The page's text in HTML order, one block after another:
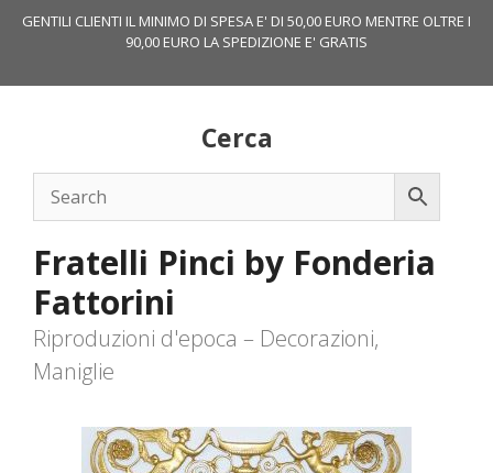
GENTILI CLIENTI IL MINIMO DI SPESA E' DI 50,00 EURO MENTRE OLTRE I
90,00 EURO LA SPEDIZIONE E' GRATIS
Cerca
Fratelli Pinci by Fonderia
Fattorini
Riproduzioni d'epoca – Decorazioni,
Maniglie